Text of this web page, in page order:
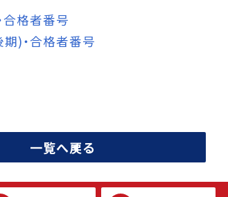
合格者番号
)・合格者番号
一覧へ戻る